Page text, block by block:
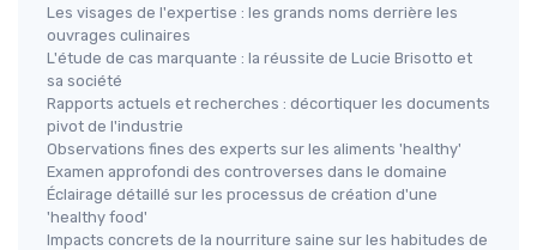
Les visages de l'expertise : les grands noms derrière les
ouvrages culinaires
L'étude de cas marquante : la réussite de Lucie Brisotto et
sa société
Rapports actuels et recherches : décortiquer les documents
pivot de l'industrie
Observations fines des experts sur les aliments 'healthy'
Examen approfondi des controverses dans le domaine
Éclairage détaillé sur les processus de création d'une
'healthy food'
Impacts concrets de la nourriture saine sur les habitudes de